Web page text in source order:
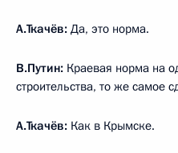
А.Ткачёв: Да, это норма.
В.Путин: Краевая норма на
строительства, то же самое
А.Ткачёв: Как в Крымске.